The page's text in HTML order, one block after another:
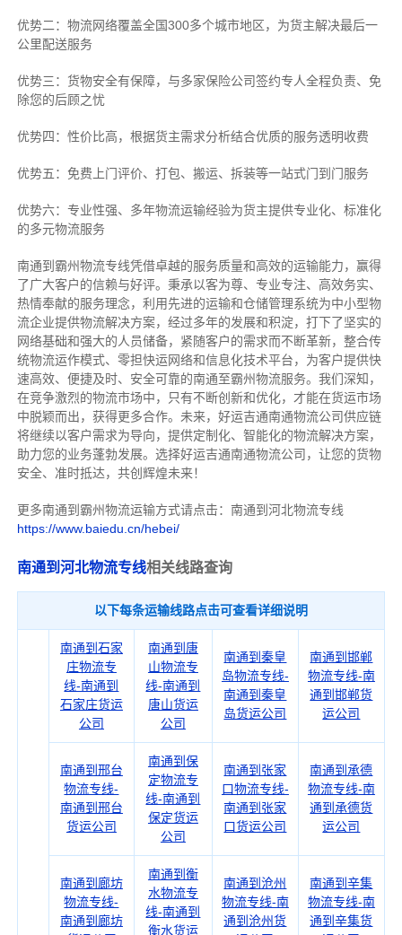
优势二：物流网络覆盖全国300多个城市地区，为货主解决最后一
公里配送服务
优势三：货物安全有保障，与多家保险公司签约专人全程负责、免
除您的后顾之忧
优势四：性价比高，根据货主需求分析结合优质的服务透明收费
优势五：免费上门评价、打包、搬运、拆装等一站式门到门服务
优势六：专业性强、多年物流运输经验为货主提供专业化、标准化
的多元物流服务
南通到霸州物流专线凭借卓越的服务质量和高效的运输能力，赢得
了广大客户的信赖与好评。 秉承以客为尊、专业专注、高效务实、
热情奉献的服务理念，利用先进的运输和仓储管理系统为中小型物
流企业提供物流解决方案，经过多年的发展和积淀，打下了坚实的
网络基础和强大的人员储备，紧随客户的需求而不断革新，整合传
统物流运作模式、零担快运网络和信息化技术平台，为客户提供快
速高效、便捷及时、安全可靠的南通至霸州物流服务。 我们深知，
在竞争激烈的物流市场中，只有不断创新和优化，才能在货运市场
中脱颖而出，获得更多合作。 未来，好运吉通南通物流公司供应链
将继续以客户需求为导向，提供定制化、智能化的物流解决方案，
助力您的业务蓬勃发展。选择好运吉通南通物流公司，让您的货物
安全、准时抵达，共创辉煌未来！
更多南通到霸州物流运输方式请点击：南通到河北物流专线
https://www.baiedu.cn/hebei/
南通到河北物流专线相关线路查询
以下每条运输线路点击可查看详细说明
南通到石家
庄物流专
线-南通到
石家庄货运
公司
南通到唐
山物流专
线-南通到
唐山货运
公司
南通到秦皇
岛物流专线-
南通到秦皇
岛货运公司
南通到邯郸
物流专线-南
通到邯郸货
运公司
南通到邢台
物流专线-
南通到邢台
货运公司
南通到保
定物流专
线-南通到
保定货运
公司
南通到张家
口物流专线-
南通到张家
口货运公司
南通到承德
物流专线-南
通到承德货
运公司
南通到廊坊
物流专线-
南通到廊坊
南通到衡
水物流专
线-南通到
衡水货运
南通到沧州
物流专线-南
通到沧州货
南通到辛集
物流专线-南
通到辛集货